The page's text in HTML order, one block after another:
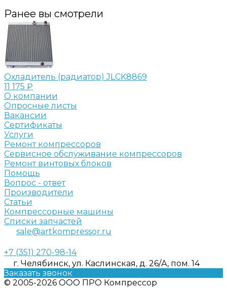
Ранее вы смотрели
Охладитель (радиатор) JLCK8869
11 175 ₽
О компании
Опросные листы
Вакансии
Сертификаты
Услуги
Ремонт компрессоров
Сервисное обслуживание компрессоров
Ремонт винтовых блоков
Помощь
Вопрос - ответ
Производители
Статьи
Компрессорные машины
Списки запчастей
sale@artkompressor.ru
+7 (351) 270-98-14
г. Челябинск, ул. Каслинская, д. 26/А, пом. 14
Заказать звонок
© 2005-2026 ООО ПРО Компрессор